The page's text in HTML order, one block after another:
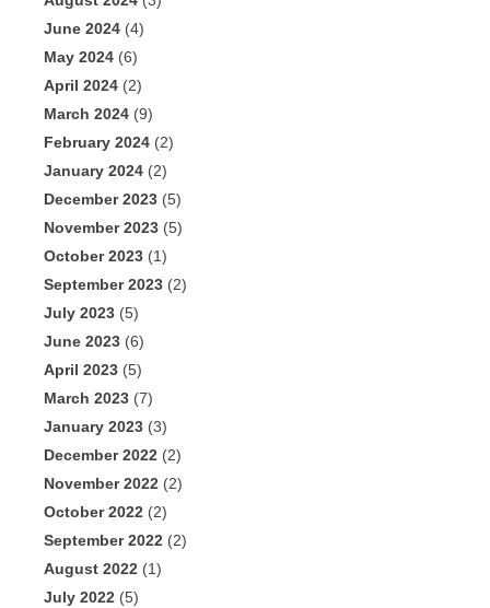
June 2024 (4)
May 2024 (6)
April 2024 (2)
March 2024 (9)
February 2024 (2)
January 2024 (2)
December 2023 (5)
November 2023 (5)
October 2023 (1)
September 2023 (2)
July 2023 (5)
June 2023 (6)
April 2023 (5)
March 2023 (7)
January 2023 (3)
December 2022 (2)
November 2022 (2)
October 2022 (2)
September 2022 (2)
August 2022 (1)
July 2022 (5)